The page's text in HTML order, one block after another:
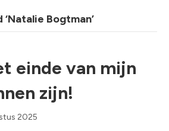
Bogtman’
einde van mijn
zijn!
2025